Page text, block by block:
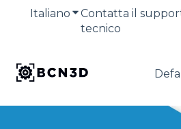
Italiano Mostra sottomenu
Contatta il
tecnico